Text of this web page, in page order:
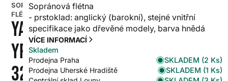
SOPRÁNOVÁ
FLÉTNA
YAMAHA
YRS-
32B
Sopránová flétna
- prstoklad: anglický (barokní), stejné vnitřní
specifikace jako dřevěné modely, barva hnědá
VÍCE INFORMACÍ
Skladem
Prodejna Praha
SKLADEM (2 Ks)
Prodejna Uherské Hradiště
SKLADEM (1 Ks)